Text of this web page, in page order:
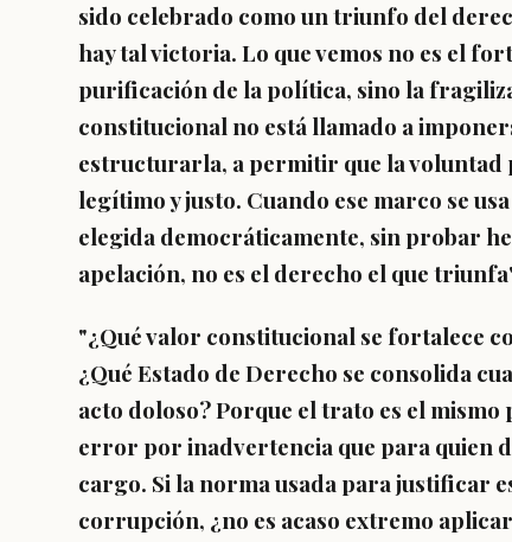
sido celebrado como un triunfo del
hay tal victoria. Lo que vemos no es el
purificación de la política, sino la
constitucional no está llamado a
estructurarla, a permitir que la voluntad
legítimo y justo. Cuando ese marco se
elegida democráticamente, sin probar
apelación, no es el derecho el que
"¿Qué valor constitucional se fortalece
¿Qué Estado de Derecho se consolida
acto doloso? Porque el trato es el mismo
error por inadvertencia que para quien
cargo. Si la norma usada para justificar
corrupción, ¿no es acaso extremo